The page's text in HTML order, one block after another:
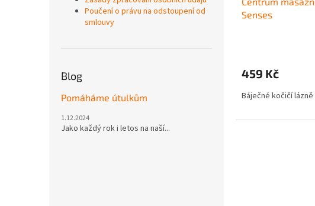
Poučení o právu na odstoupení od
smlouvy
Blog
Pomáháme útulkům
1.12.2024
Jako každý rok i letos na naší...
Senses
459 Kč
Báječné kočičí